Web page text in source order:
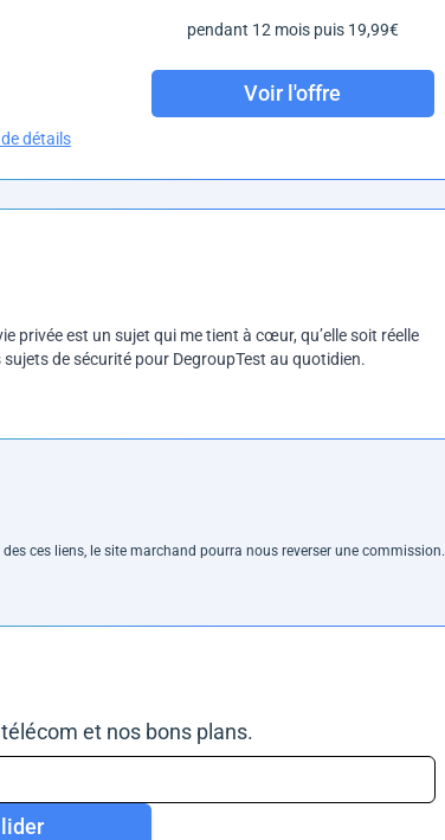
pendant 12 mois puis 19,99€
Voir l'offre
détails
privée est un sujet qui me tient à cœur, qu’elle soit réelle
de sécurité pour DegroupTest au quotidien.
ces liens, le site marchand pourra nous reverser une commission.
et nos bons plans.